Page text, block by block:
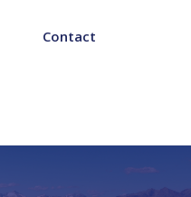
Contact